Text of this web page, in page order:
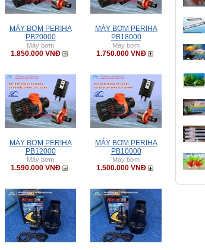
MÁY BƠM PERIHA
PB20000
Máy bơm
1.850.000 VNĐ
MÁY BƠM PERIHA
PB18000
Máy bơm
1.750.000 VNĐ
MÁY BƠM PERIHA
PB12000
Máy bơm
1.590.000 VNĐ
MÁY BƠM PERIHA
PB10000
Máy bơm
1.500.000 VNĐ